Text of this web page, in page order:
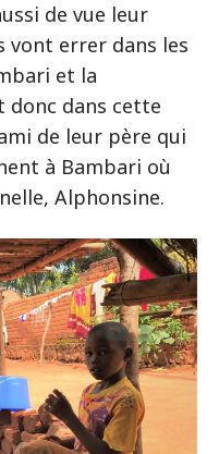
de vue leur
vont errer dans les
et la
donc dans cette
de leur père qui
à Bambari où
Alphonsine.